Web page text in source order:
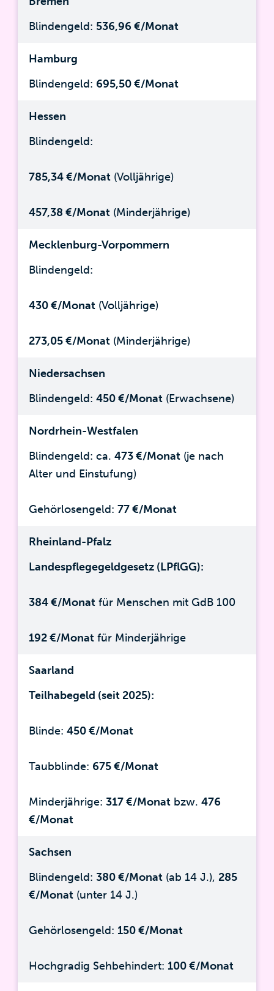
Blindengeld: 536,96 €/Monat
Hamburg
Blindengeld: 695,50 €/Monat
Hessen
Blindengeld:
785,34 €/Monat (Volljährige)
457,38 €/Monat (Minderjährige)
Mecklenburg-Vorpommern
Blindengeld:
430 €/Monat (Volljährige)
273,05 €/Monat (Minderjährige)
Niedersachsen
Blindengeld:450 €/Monat (Erwachsene)
Nordrhein-Westfalen
Blindengeld: ca.473 €/Monat (je nach
Alter und Einstufung)
Gehörlosengeld:77 €/Monat
Rheinland-Pfalz
Landespflegegeldgesetz (LPflGG):
384 €/Monat für Menschen mit GdB 100
192 €/Monat für Minderjährige
Saarland
Teilhabegeld (seit 2025):
Blinde:450 €/Monat
Taubblinde: 675 €/Monat
Minderjährige:317 €/Monat bzw.476
€/Monat
Sachsen
Blindengeld:380 €/Monat (ab 14 J.), 285
€/Monat (unter 14 J.)
Gehörlosengeld: 150 €/Monat
Hochgradig Sehbehindert: 100 €/Monat